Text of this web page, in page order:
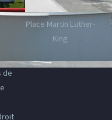
de
Place Martin Luther-
King